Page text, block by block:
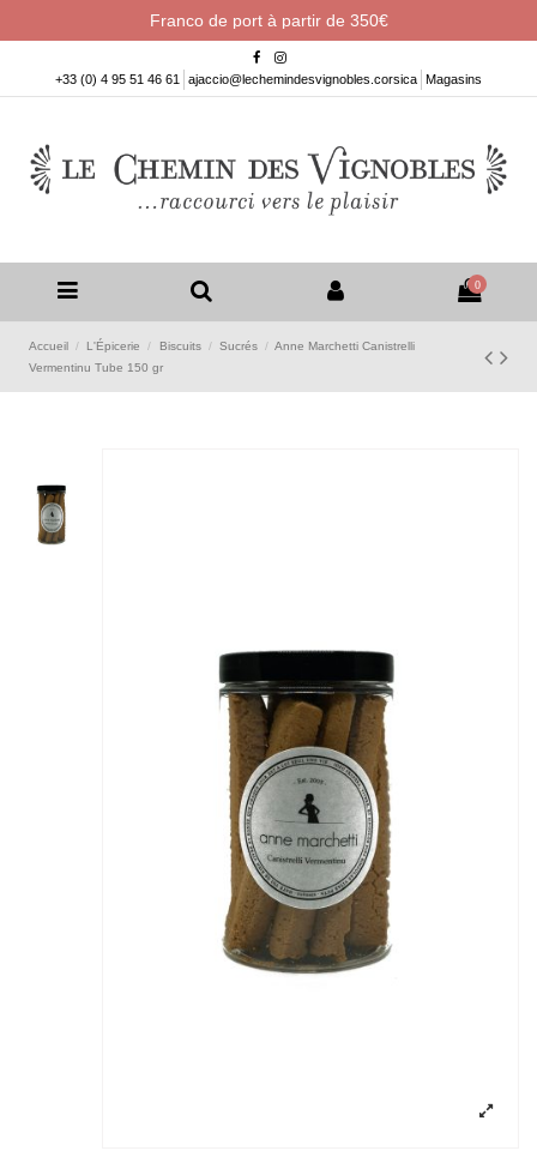
Franco de port à partir de 350€
+33 (0) 4 95 51 46 61 ajaccio@lechemindesvignobles.corsica Magasins
0
Accueil L'Épicerie Biscuits Sucrés
Anne Marchetti Canistrelli
Vermentinu Tube 150 gr